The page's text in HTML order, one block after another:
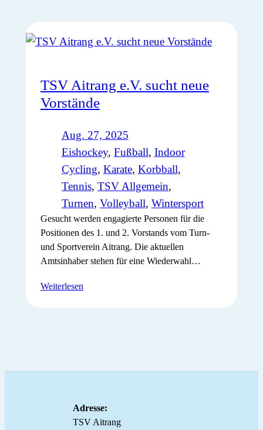
TSV Aitrang e.V. sucht neue
Vorstände
Aug. 27, 2025
Eishockey, Fußball, Indoor
Cycling, Karate, Korbball
Tennis, TSV Allgemein
Turnen, Volleyball, Wintersport
Gesucht werden engagierte Personen für die
Positionen des 1. und 2. Vorstands vom Turn-
und Sportverein Aitrang. Die aktuellen
Amtsinhaber stehen für eine Wiederwahl…
Weiterlesen
Adresse:
TSV Aitrang